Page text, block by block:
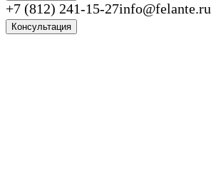
+7 (812) 241-15-27info@felante.ru
Консультация